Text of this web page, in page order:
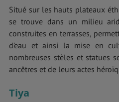
Situé sur les hauts plateaux
se trouve dans un milieu
construites en terrasses,
d’eau et ainsi la mise en
nombreuses stèles et statues
ancêtres et de leurs actes
Tiya